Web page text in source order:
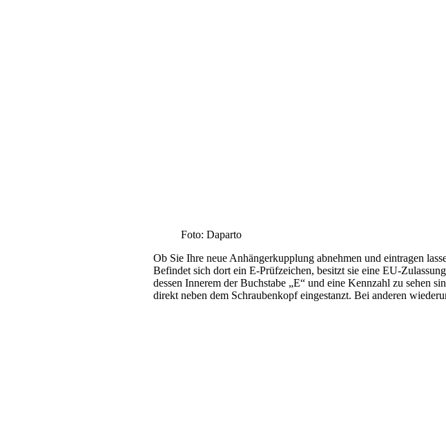
Foto: Daparto
Ob Sie Ihre neue Anhängerkupplung abnehmen und eintragen
Befindet sich dort ein E-Prüfzeichen, besitzt sie eine EU-
dessen Innerem der Buchstabe „E“ und eine Kennzahl zu sehen
direkt neben dem Schraubenkopf eingestanzt. Bei anderen